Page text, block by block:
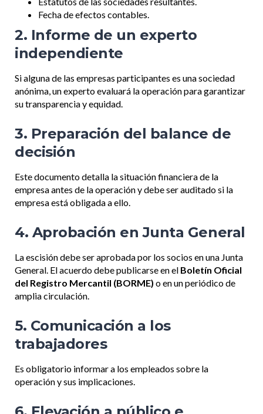
Fecha de efectos contables.
2. Informe de un experto
independiente
Si alguna de las empresas participantes es una sociedad
anónima, un experto evaluará la operación para garantizar
su transparencia y equidad.
3. Preparación del balance de
decisión
Este documento detalla la situación financiera de la
empresa antes de la operación y debe ser auditado si la
empresa está obligada a ello.
4. Aprobación en Junta General
La escisión debe ser aprobada por los socios en una Junta
General. El acuerdo debe publicarse en el Boletín Oficial
del Registro Mercantil (BORME) o en un periódico de
amplia circulación.
5. Comunicación a los
trabajadores
Es obligatorio informar a los empleados sobre la
operación y sus implicaciones.